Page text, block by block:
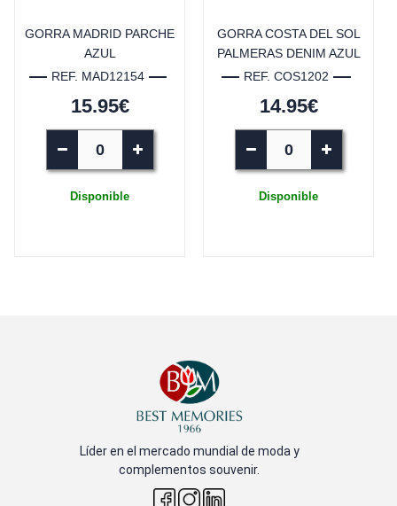
GORRA MADRID PARCHE
AZUL
REF. MAD12154
15.95€
Disponible
GORRA COSTA DEL SOL
PALMERAS DENIM AZUL
REF. COS1202
14.95€
Disponible
Líder en el mercado mundial de moda y
complementos souvenir.